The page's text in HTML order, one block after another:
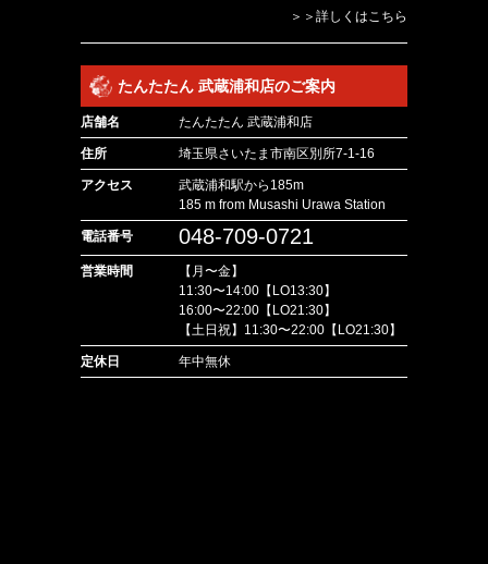
＞＞詳しくはこちら
たんたたん 武蔵浦和店のご案内
店舗名 たんたたん 武蔵浦和店
住所 埼玉県さいたま市南区別所7-1-16
アクセス
武蔵浦和駅から185m
185 m from Musashi Urawa Station
電話番号 048-709-0721
営業時間
【月〜金】
11:30〜14:00【LO13:30】
16:00〜22:00【LO21:30】
【土日祝】11:30〜22:00【LO21:30】
定休日 年中無休